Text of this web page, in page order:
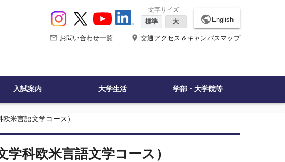
文字サイズ
標準
大 public English
mail_outline お問い合わせ一覧 place 交通アクセス＆キャンパスマップ
入試案内 大学生活 学部・大学院等
米言語文学コース）
科欧米言語文学コース）